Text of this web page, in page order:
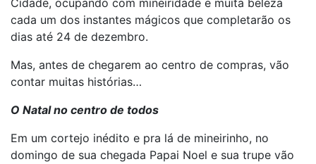
Cidade, ocupando com mineiridade e muita beleza
cada um dos instantes mágicos que completarão os
dias até 24 de dezembro.
Mas, antes de chegarem ao centro de compras, vão
contar muitas histórias…
O Natal no centro de todos
Em um cortejo inédito e pra lá de mineirinho, no
domingo de sua chegada Papai Noel e sua trupe vão